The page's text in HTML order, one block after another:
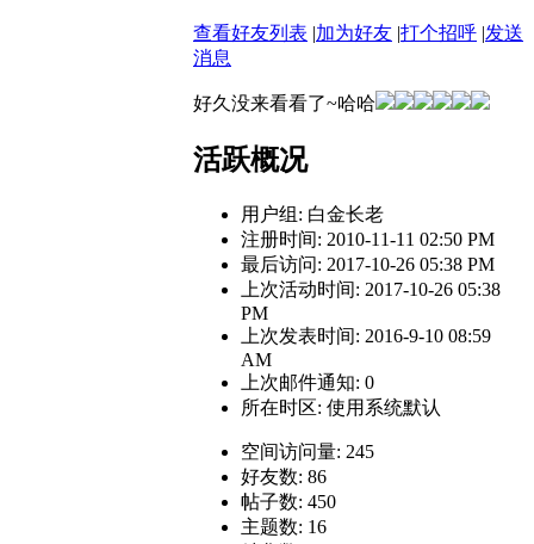
查看好友列表 |加为好友 |打个招呼 |发送
消息
好久没来看看了~哈哈
活跃概况
用户组: 白金长老
注册时间: 2010-11-11 02:50 PM
最后访问: 2017-10-26 05:38 PM
上次活动时间: 2017-10-26 05:38
PM
上次发表时间: 2016-9-10 08:59
AM
上次邮件通知: 0
所在时区: 使用系统默认
空间访问量: 245
好友数: 86
帖子数: 450
主题数: 16